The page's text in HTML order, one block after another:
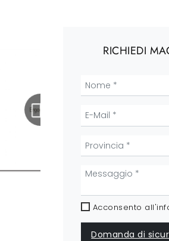
RICHIEDI
Acconsento
Domanda di